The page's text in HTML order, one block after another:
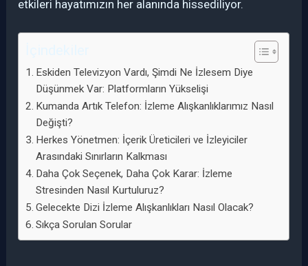
etkileri hayatımızın her alanında hissediliyor.
Eskiden Televizyon Vardı, Şimdi Ne İzlesem Diye
Düşünmek Var: Platformların Yükselişi
Kumanda Artık Telefon: İzleme Alışkanlıklarımız Nasıl
Değişti?
Herkes Yönetmen: İçerik Üreticileri ve İzleyiciler
Arasındaki Sınırların Kalkması
Daha Çok Seçenek, Daha Çok Karar: İzleme
Stresinden Nasıl Kurtuluruz?
Gelecekte Dizi İzleme Alışkanlıkları Nasıl Olacak?
Sıkça Sorulan Sorular